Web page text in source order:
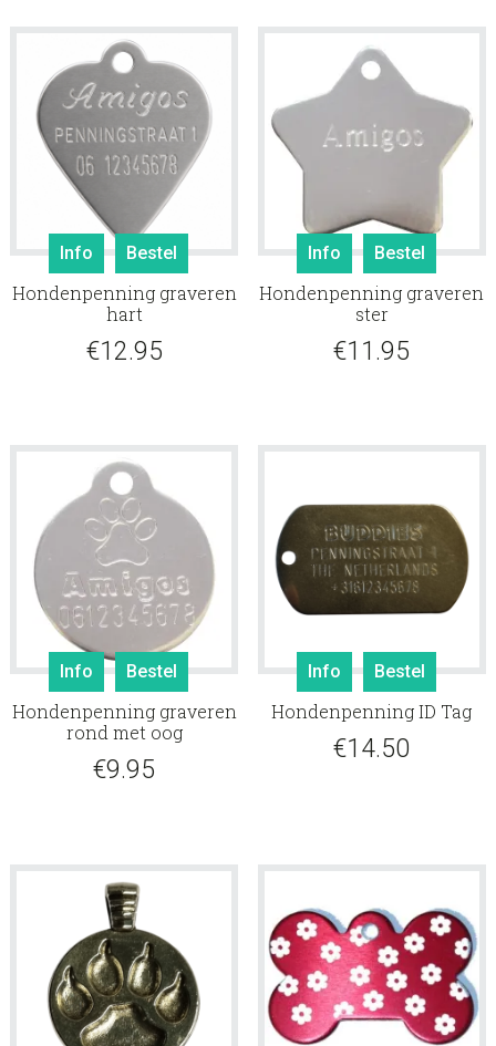
Info Bestel
Hondenpenning graveren
hart
€12.95
Info Bestel
Hondenpenning graveren
ster
€11.95
Info Bestel
Hondenpenning graveren
rond met oog
€9.95
Info Bestel
Hondenpenning ID Tag
€14.50